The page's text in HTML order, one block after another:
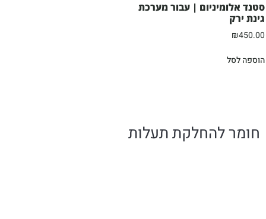
סטנד אלומיניום | עבור מערכת
גינת ירק
₪450.00
הוספה לסל
חומר להחלקת תעלות